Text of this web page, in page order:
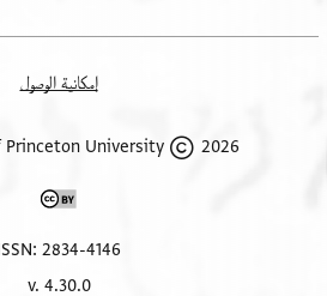
إمكانية الوصول
2026 The Trustees of Princeton University
ISSN: 2834-4146
v. 4.30.0